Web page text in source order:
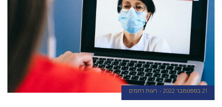
21 בספטמבר 2022 רעות רחמים